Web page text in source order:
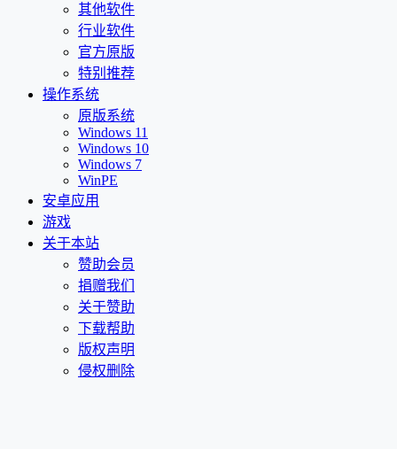
其他软件
行业软件
官方原版
特别推荐
操作系统
原版系统
Windows 11
Windows 10
Windows 7
WinPE
安卓应用
游戏
关于本站
赞助会员
捐赠我们
关于赞助
下载帮助
版权声明
侵权删除